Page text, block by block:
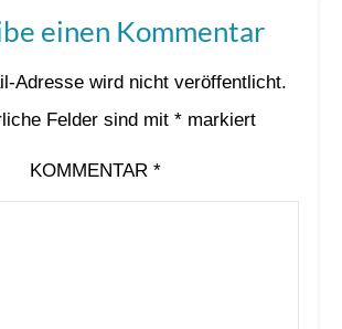
einen Kommentar
Adresse wird nicht veröffentlicht.
Felder sind mit *markiert
KOMMENTAR *